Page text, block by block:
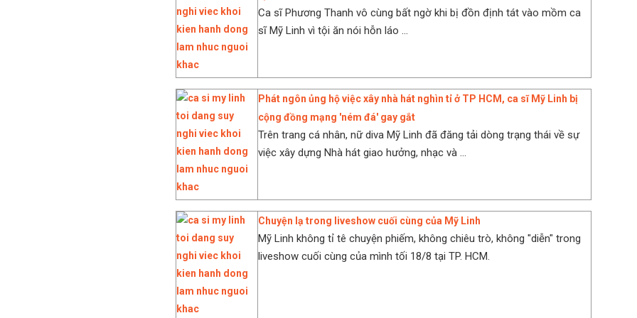
Ca sĩ Phương Thanh vô cùng bất ngờ khi bị đồn định tát vào mồm ca
sĩ Mỹ Linh vì tội ăn nói hỗn láo ...
Phát ngôn ủng hộ việc xây nhà hát nghìn tỉ ở TP HCM, ca sĩ Mỹ Linh bị
cộng đồng mạng 'ném đá' gay gắt
Trên trang cá nhân, nữ diva Mỹ Linh đã đăng tải dòng trạng thái về sự
việc xây dựng Nhà hát giao hưởng, nhạc và ...
Chuyện lạ trong liveshow cuối cùng của Mỹ Linh
Mỹ Linh không tỉ tê chuyện phiếm, không chiêu trò, không "diễn" trong
liveshow cuối cùng của mình tối 18/8 tại TP. HCM.